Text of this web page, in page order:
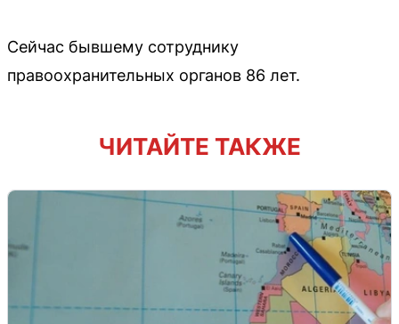
Сейчас бывшему сотруднику
правоохранительных органов 86 лет.
ЧИТАЙТЕ ТАКЖЕ